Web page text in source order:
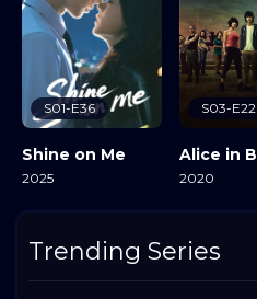
Shine on Me
2025
S01-E36
2020
S03-E22
Trending Series